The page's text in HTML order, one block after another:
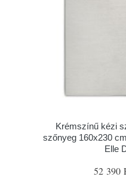
Krémszínű kézi
szőnyeg 160x230
Elle
52 390